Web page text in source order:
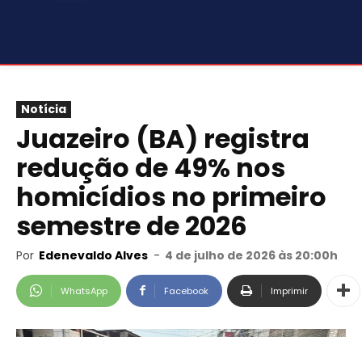
Notícia
Juazeiro (BA) registra
redução de 49% nos
homicídios no primeiro
semestre de 2026
Por Edenevaldo Alves - 4 de julho de 2026 às 20:00h
WhatsApp Facebook Imprimir